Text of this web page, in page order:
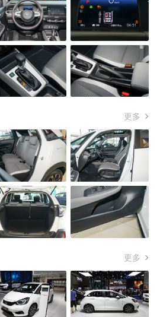
更多
更多